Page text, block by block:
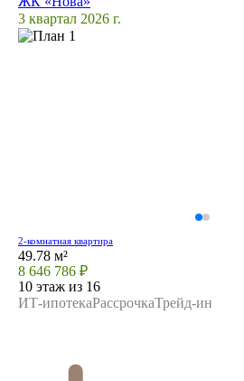
3 квартал 2026 г.
2-комнатная квартира
49.78 м²
8 646 786 ₽
10 этаж из 16
ИТ-ипотекаРассрочкаТрейд-ин